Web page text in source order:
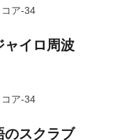
ア-34
ャイロ周波
ア-34
のスクラブ